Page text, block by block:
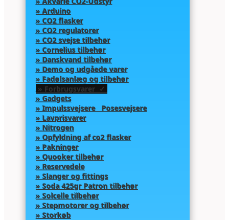
» Arduino
» CO2 flasker
» CO2 regulatorer
» CO2 svejse tilbehør
» Cornelius tilbehør
» Danskvand tilbehør
» Demo og udgåede varer
» Fadølsanlæg og tilbehør
» Forbrugsvarer ✓
» Gadgets
» Impulssvejsere Posesvejsere
» Lavprisvarer
» Nitrogen
» Opfyldning af co2 flasker
» Pakninger
» Quooker tilbehør
» Reservedele
» Slanger og fittings
» Soda 425gr Patron tilbehør
» Solcelle tilbehør
» Stepmotorer og tilbehør
» Storkøb